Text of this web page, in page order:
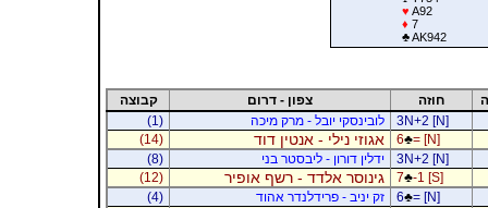
♥ A92
♦ 7
♣AK942
חוזה צפון - דרום
קבוצה
3N+2 [N]
לובינסקי יובל - מרק מיכה
(1)
6♣= [N] אגוזי נילי - אנטין דוד
(14)
3N+2 [N]
ידלין דורון - ליבסטר בני
(8)
7♣-1 [S] גינוסר אלדד - רשף אופיר
(12)
6♣= [N] זק יניב - פרידלנדר אהוד
(4)